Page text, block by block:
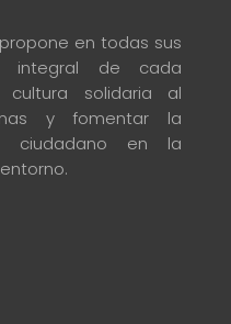
en todas sus
integral de cada
cultura solidaria al
y fomentar la
ciudadano en la
.